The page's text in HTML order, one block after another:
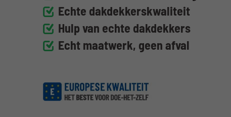
Echte dakdekkerskwaliteit
Hulp van echte dakdekkers
Echt maatwerk, geen afval